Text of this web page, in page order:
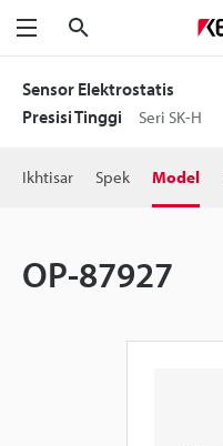
Menu
Sensor Elektrostatis
Presisi Tinggi
Seri SK-H
Ikhtisar Spek Model
OP-87927